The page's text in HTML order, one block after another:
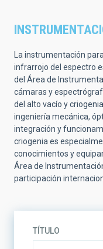
navegación
La instrumentación
infrarrojo del espectro
del Área de
cámaras y
del alto vacío y
ingeniería mecánica,
integración y
criogenia es
conocimientos y
Área de
participación
TÍTULO